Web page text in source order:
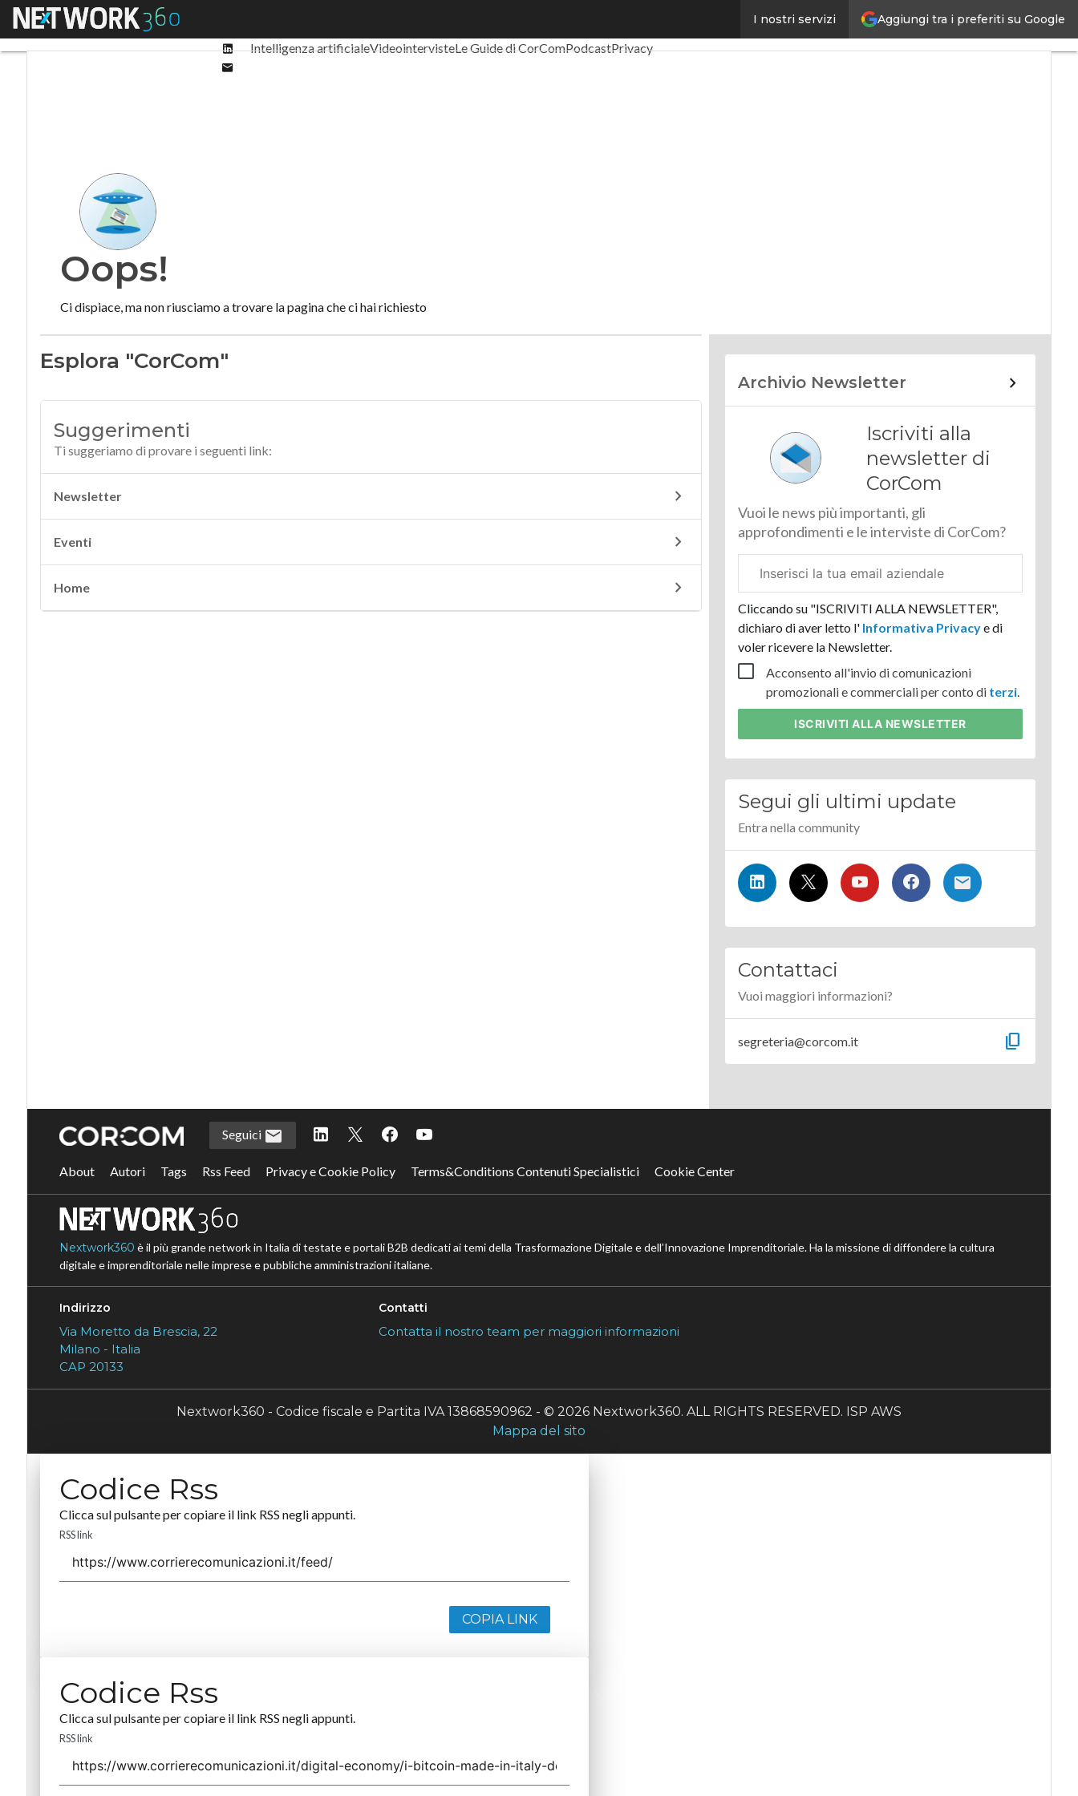
Aggiungi tra i preferiti su Google
I nostri servizi
Menu
Linkedin
Intelligenza artificialeVideointervisteLe Guide di CorComPodcastPrivacy
Oops!
Ci dispiace, ma non riusciamo a trovare la pagina che ci hai richiesto
Esplora "CorCom"
Suggerimenti
Ti suggeriamo di provare i seguenti link:
Newsletter
Eventi
Home
Archivio Newsletter
Iscriviti alla
newsletter di
CorCom
Vuoi le news più importanti, gli
approfondimenti e le interviste di CorCom?
aziendale
Cliccando su "ISCRIVITI ALLA NEWSLETTER",
dichiaro di aver letto l' Informativa Privacye di
voler ricevere la Newsletter.
Acconsento all'invio di comunicazioni
promozionali e commerciali per conto di terzi.
ISCRIVITI ALLA NEWSLETTER
Segui gli ultimi update
Entra nella community
Contattaci
Vuoi maggiori informazioni?
segreteria@corcom.it content_copy
Seguici
About Autori Tags Rss Feed Privacy e Cookie Policy Terms&Conditions Contenuti Specialistici Cookie Center
Nextwork360 è il più grande network in Italia di testate e portali B2B dedicati ai temi della Trasformazione Digitale e dell’Innovazione Imprenditoriale. Ha la missione di diffondere la cultura
digitale e imprenditoriale nelle imprese e pubbliche amministrazioni italiane.
Indirizzo
Via Moretto da Brescia, 22
Milano - Italia
CAP 20133
Contatti
Contatta il nostro team per maggiori informazioni
Nextwork360 - Codice fiscale e Partita IVA 13868590962 - © 2026 Nextwork360. ALL RIGHTS RESERVED. ISP AWS
Mappa del sito
Codice Rss
Clicca sul pulsante per copiare il link RSS negli appunti.
RSS link
COPIA LINK
Codice Rss
Clicca sul pulsante per copiare il link RSS negli appunti.
RSS link